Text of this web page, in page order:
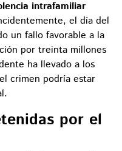
intrafamiliar
el día del
un fallo favorable a la
por treinta millones
ha llevado a los
crimen podría estar
por el